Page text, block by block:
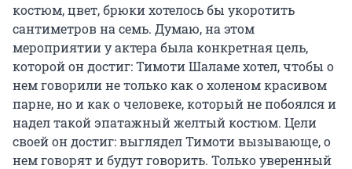
костюм, цвет, брюки хотелось бы укоротить
сантиметров на семь. Думаю, на этом
мероприятии у актера была конкретная цель,
которой он достиг: Тимоти Шаламе хотел, чтобы о
нем говорили не только как о холеном красивом
парне, но и как о человеке, который не побоялся и
надел такой эпатажный желтый костюм. Цели
своей он достиг: выглядел Тимоти вызывающе, о
нем говорят и будут говорить. Только уверенный